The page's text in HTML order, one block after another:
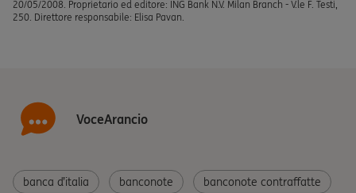
20/05/2008. Proprietario ed editore: ING Bank N.V. Milan Branch - V.le F. Testi,
250. Direttore responsabile: Elisa Pavan.
VoceArancio
banca d’italia banconote banconote contraffatte